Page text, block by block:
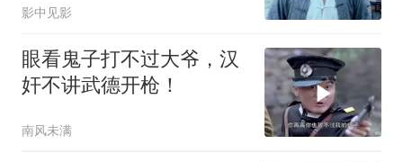
影中见影
眼看鬼子打不过大爷，汉
奸不讲武德开枪！
南风未满